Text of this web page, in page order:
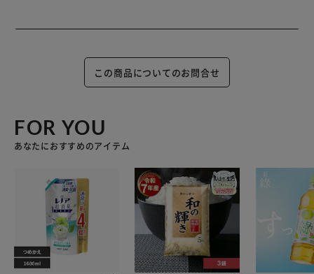
この商品についてのお問合せ
FOR YOU
あなたにおすすめのアイテム